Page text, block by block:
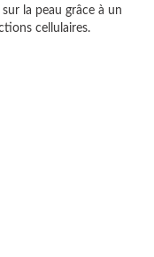
la peau grâce à un
cellulaires.